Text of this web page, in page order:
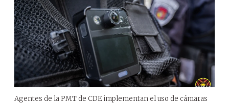
Agentes de la PMT de CDE implementan el uso de cámaras